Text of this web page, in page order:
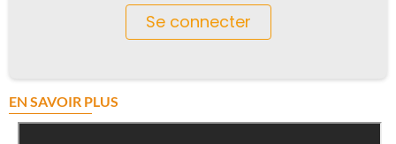
Se connecter
EN SAVOIR PLUS